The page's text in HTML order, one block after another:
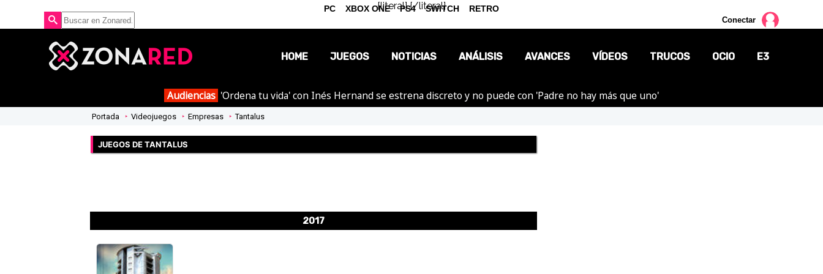
{literal}{/literal}
Conectar
HOME JUEGOS NOTICIAS
OPINIÓN
ANÁLISIS AVANCES VÍDEOS TRUCOS OCIO E3
Audiencias 'Ordena tu vida' con Inés Hernand se estrena discreto y no puede con 'Padre no hay más que uno'
Portada Videojuegos Empresas Tantalus
JUEGOS DE TANTALUS
2017
PC XBOX ONE PS4 SWITCH RETRO